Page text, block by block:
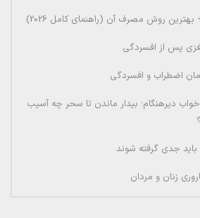
روش مصرف آن (راهنمای کامل 2026)
پس از افسردگی
اضطراب و افسردگی
دیرهنگام؛ بیدار ماندن تا سحر چه آسیب
جدی گرفته شوند
زنان و مردان